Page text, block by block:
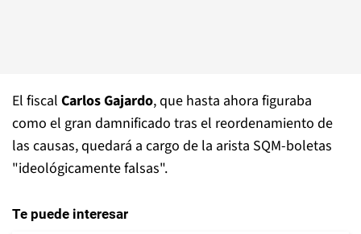
El fiscal Carlos Gajardo, que hasta ahora figuraba
como el gran damnificado tras el reordenamiento de
las causas, quedará a cargo de la arista SQM-boletas
"ideológicamente falsas".
Te puede interesar